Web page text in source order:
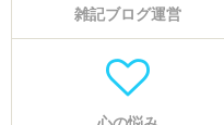
雑記ブログ運営